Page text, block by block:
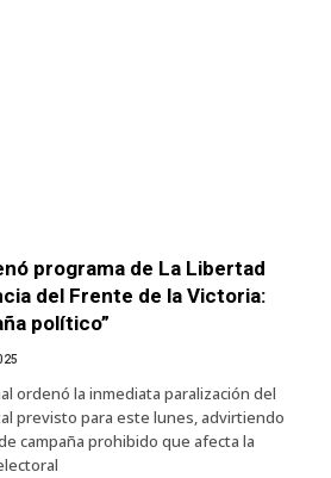
programa de La Libertad
del Frente de la Victoria:
político”
ordenó la inmediata paralización del
previsto para este lunes, advirtiendo
campaña prohibido que afecta la